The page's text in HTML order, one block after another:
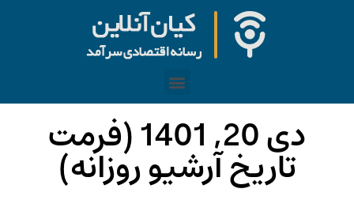
دی 20, 1401 (فرمت
تاریخ آرشیو روزانه)